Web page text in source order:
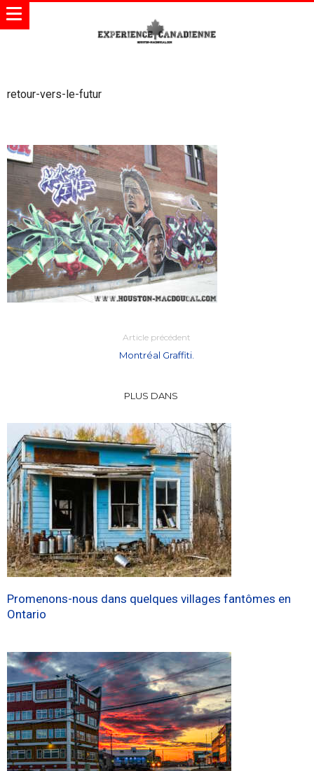
retour-vers-le-futur
Article précédent
Montréal Graffiti.
PLUS DANS
Promenons-nous dans quelques villages fantômes en
Ontario